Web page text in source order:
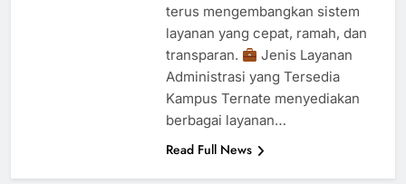
terus mengembangkan sistem
layanan yang cepat, ramah, dan
transparan.
Jenis Layanan
Administrasi yang Tersedia
Kampus Ternate menyediakan
berbagai layanan…
Read Full News